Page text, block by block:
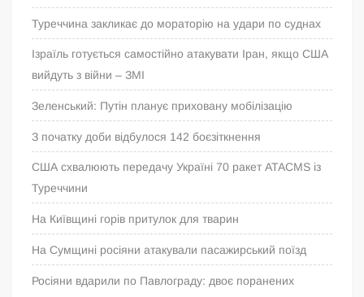
Туреччина закликає до мораторію на удари по суднах
Ізраїль готується самостійно атакувати Іран, якщо США
вийдуть з війни – ЗМІ
Зеленський: Путін планує приховану мобілізацію
З початку доби відбулося 142 боєзіткнення
США схвалюють передачу Україні 70 ракет ATACMS із
Туреччини
На Київщині горів притулок для тварин
На Сумщині росіяни атакували пасажирський поїзд
Росіяни вдарили по Павлограду: двоє поранених